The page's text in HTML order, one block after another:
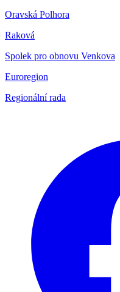
Oravská Polhora
Raková
Spolek pro obnovu Venkova
Euroregion
Regionální rada